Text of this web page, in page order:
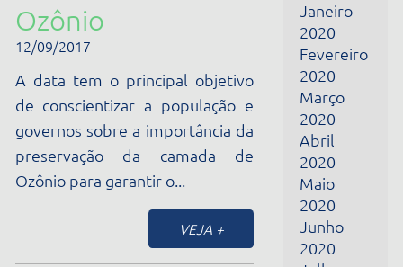
Dia do Biólogo – 3
de setembro
31/08/2017
A data homenageia os
estudo e pesquisa sobre os seres
vivos. Estuda desde a sua
Junho
2020
Julho
2020
Agosto
2020
Setembro
2020
Outubro
2020
Junho
2021
Julho